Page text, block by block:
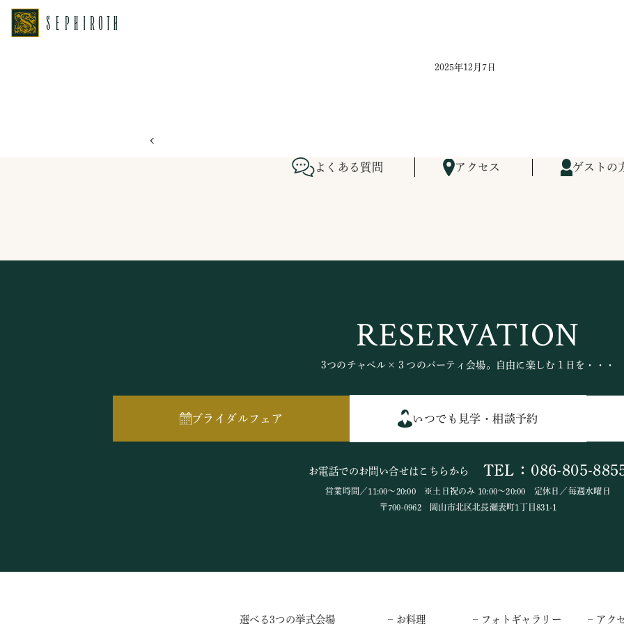
2025年12月7日
よくある質問 アクセス ゲストの
RESERVATION
3つのチャペル×３つのパーティ会場。自由に楽しむ１日を・・・
ブライダルフェア いつでも見学・相談予約
お電話でのお問い合せはこちらから TEL：086-805-
営業時間／11:00～20:00 ※土日祝のみ 10:00～20:00 定休日／毎週水曜日
〒700-0962 岡山市北区北長瀬表町1丁目831-1
選べる3つの挙式会場 – お料理 – フォトギャラリー – アク